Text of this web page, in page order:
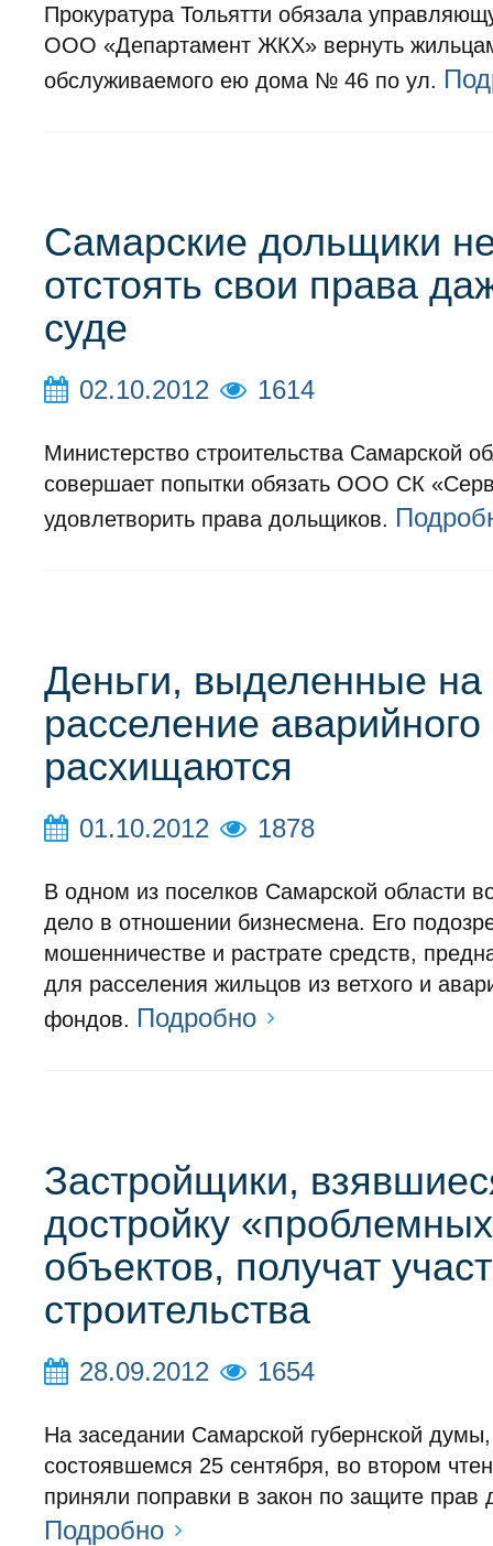
Прокуратура Тольятти обязала
ООО «Департамент ЖКХ» вернуть
обслуживаемого ею дома № 46 по ул.
Самарские дольщики
отстоять свои права
суде
02.10.2012 1614
Министерство строительства Самарской
совершает попытки обязать ООО СК
удовлетворить права дольщиков.
Деньги, выделенные на
расселение
расхищаются
01.10.2012 1878
В одном из поселков Самарской области
дело в отношении бизнесмена. Его
мошенничестве и растрате средств,
для расселения жильцов из ветхого и
фондов. Подробно
Застройщики,
достройку
объектов, получат
строительства
28.09.2012 1654
На заседании Самарской губернской думы,
состоявшемся 25 сентября, во втором
приняли поправки в закон по защите прав
Подробно